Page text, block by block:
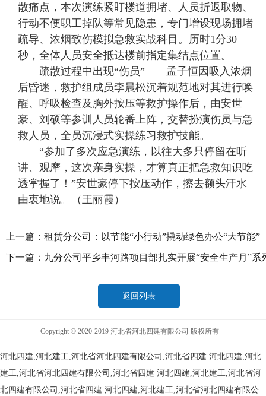
散痛点，本次演练紧盯楼道拥堵、人员折返取物、
行动不便职工掉队等常见隐患，专门增设现场拥堵
疏导、浓烟致伤模拟急救实战科目。历时1分30
秒，全体人员安全抵达楼前指定集结点位置。
疏散过程中出现“伤员”——孟子恒因吸入浓烟
后昏迷，救护组成员李晨松沉着规范地对其进行唤
醒、呼吸检查及胸外按压等救护操作后，由安世
豪、刘硕等参训人员轮番上阵，交替扮演伤员与急
救人员，全员沉浸式实操练习救护技能。
“参加了多次应急演练，以往大多只停留在听
讲、观摩，这次亲身实操，才算真正把急救知识吃
透掌握了！”安世豪停下按压动作，擦去额头汗水
由衷地说。（王丽霞）
上一篇： 租赁分公司：以节能“小行动”撬动绿色办公“大节能”
下一篇： 九分公司平乡丰河路项目部扎实开展“安全生产月”系
返回列表
Copyright © 2020-2019 河北省河北四建有限公司 版权所有
河北四建,河北建工,河北省河北四建有限公司,河北省四建 河北四建,河北
建工,河北省河北四建有限公司,河北省四建 河北四建,河北建工,河北省河
北四建有限公司,河北省四建 河北四建,河北建工,河北省河北四建有限公